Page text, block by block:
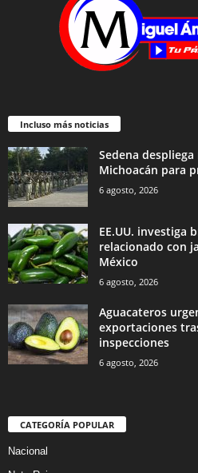
Incluso más noticias
Sedena
Michoacán para
6 agosto, 2026
EE.UU. investiga
relacionado con
México
6 agosto, 2026
Aguacateros
exportaciones
inspecciones
6 agosto, 2026
CATEGORÍA POPULAR
Nacional